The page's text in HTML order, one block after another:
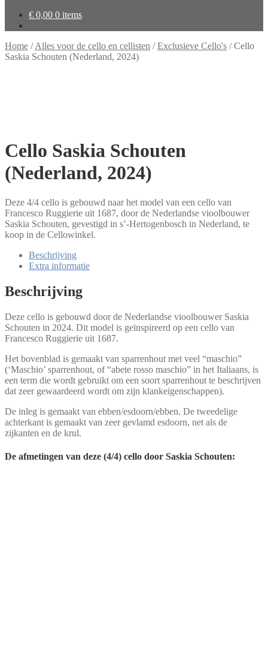
€ 0,00 0 items
Home /Alles voor de cello en cellisten /Exclusieve Cello's /Cello
Saskia Schouten (Nederland, 2024)
Cello Saskia Schouten
(Nederland, 2024)
Deze 4/4 cello is gebouwd naar het model van een cello van
Francesco Ruggierie uit 1687, door de Nederlandse vioolbouwer
Saskia Schouten, gevestigd in s’-Hertogenbosch in Nederland, te
koop in de Cellowinkel.
Beschrijving
Extra informatie
Beschrijving
Deze cello is gebouwd door de Nederlandse vioolbouwer Saskia
Schouten in 2024. Dit model is geïnspireerd op een cello van
Francesco Ruggierie uit 1687.
Het bovenblad is gemaakt van sparrenhout met veel “maschio”
(‘Maschio’ sparrenhout, of “abete rosso maschio” in het Italiaans, is
een term die wordt gebruikt om een soort sparrenhout te beschrijven
dat zeer gewaardeerd wordt om zijn klankeigenschappen).
De inleg is gemaakt van ebben/esdoorn/ebben. De tweedelige
achterkant is gemaakt van zeer gevlamd esdoorn, net als de
zijkanten en de krul.
De afmetingen van deze (4/4) cello door Saskia Schouten: